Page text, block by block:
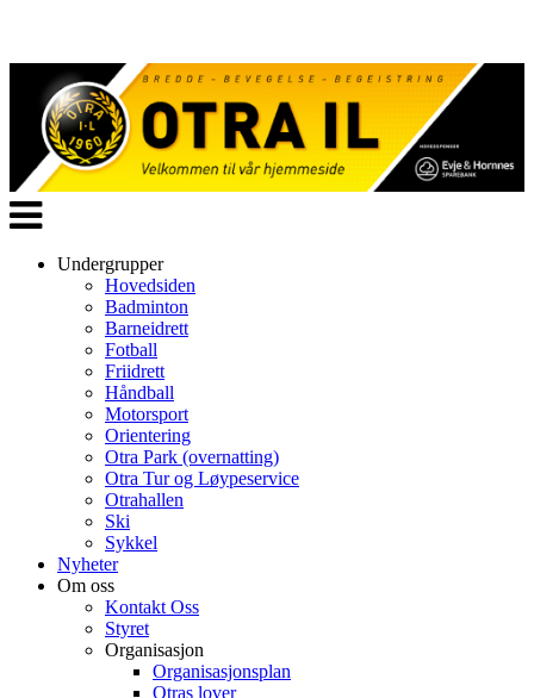
Veksle
navigasjon
Undergrupper
Hovedsiden
Badminton
Barneidrett
Fotball
Friidrett
Håndball
Motorsport
Orientering
Otra Park (overnatting)
Otra Tur og Løypeservice
Otrahallen
Ski
Sykkel
Nyheter
Om oss
Kontakt Oss
Styret
Organisasjon
Organisasjonsplan
Otras lover